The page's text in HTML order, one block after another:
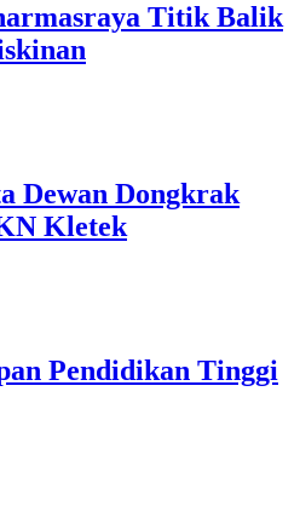
Titik Balik
Dewan Dongkrak
Kletek
Pendidikan Tinggi